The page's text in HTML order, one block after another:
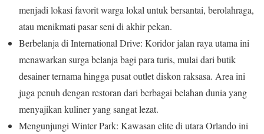
menjadi lokasi favorit warga lokal untuk bersantai, berolahraga,
atau menikmati pasar seni di akhir pekan.
Berbelanja di International Drive: Koridor jalan raya utama ini
menawarkan surga belanja bagi para turis, mulai dari butik
desainer ternama hingga pusat outlet diskon raksasa. Area ini
juga penuh dengan restoran dari berbagai belahan dunia yang
menyajikan kuliner yang sangat lezat.
Mengunjungi Winter Park: Kawasan elite di utara Orlando ini